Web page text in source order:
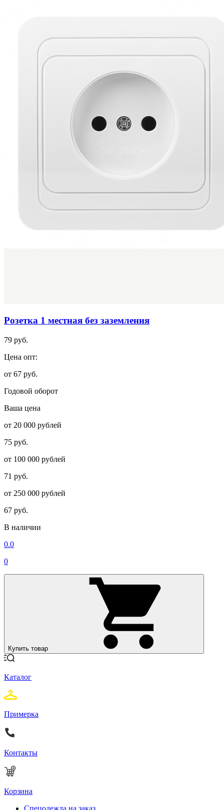
Розетка 1 местная без заземления
79 руб.
Цена опт:
от 67 руб.
Годовой оборот
Ваша цена
от 20 000 рублей
75 руб.
от 100 000 рублей
71 руб.
от 250 000 рублей
67 руб.
В наличии
0.0
0
Купить товар
Каталог
Примерка
Контакты
Корзина